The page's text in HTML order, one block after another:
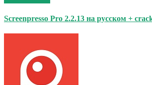
Screenpresso Pro 2.2.13 на русском +